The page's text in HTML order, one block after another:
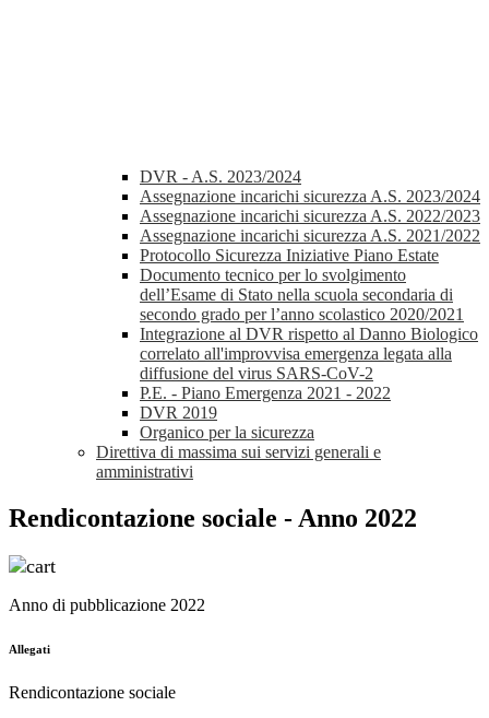
DVR - A.S. 2023/2024
Assegnazione incarichi sicurezza A.S. 2023/2024
Assegnazione incarichi sicurezza A.S. 2022/2023
Assegnazione incarichi sicurezza A.S. 2021/2022
Protocollo Sicurezza Iniziative Piano Estate
Documento tecnico per lo svolgimento
dell’Esame di Stato nella scuola secondaria di
secondo grado per l’anno scolastico 2020/2021
Integrazione al DVR rispetto al Danno Biologico
correlato all'improvvisa emergenza legata alla
diffusione del virus SARS-CoV-2
P.E. - Piano Emergenza 2021 - 2022
DVR 2019
Organico per la sicurezza
Direttiva di massima sui servizi generali e
amministrativi
Rendicontazione sociale - Anno 2022
Anno di pubblicazione 2022
Allegati
Rendicontazione sociale